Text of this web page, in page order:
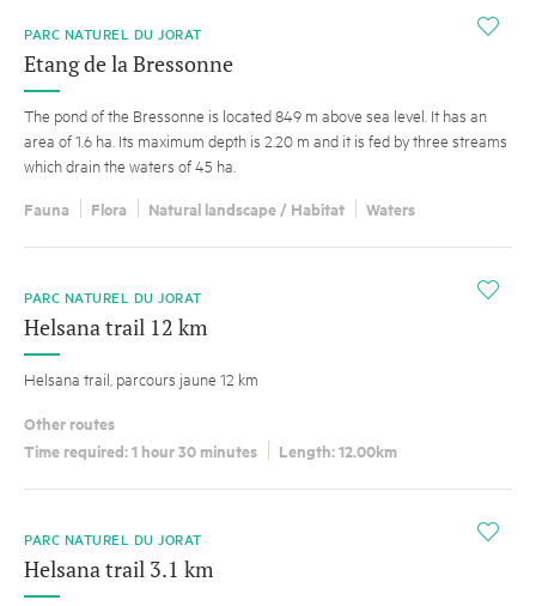
i
PARC NATUREL DU JORAT
Etang de la Bressonne
The pond of the Bressonne is located 849 m above sea level. It has an
area of 1.6 ha. Its maximum depth is 2.20 m and it is fed by three streams
which drain the waters of 45 ha.
Fauna Flora Natural landscape / Habitat Waters
i
PARC NATUREL DU JORAT
Helsana trail 12 km
Helsana trail, parcours jaune 12 km
Other routes
Time required: 1 hour 30 minutes
Length: 12.00km
i
PARC NATUREL DU JORAT
Helsana trail 3.1 km